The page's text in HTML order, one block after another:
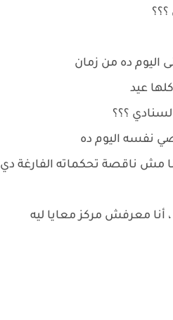
اليوم ده من زمان
عيد
؟؟؟
نفسه اليوم ده
ناقصة تحكماته الفارغة دي
معرفش مركز معايا ليه